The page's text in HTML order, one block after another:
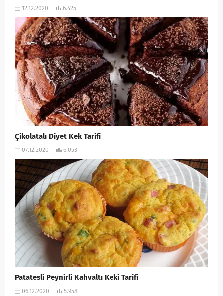
12.12.2020 6.425
Çikolatalı Diyet Kek Tarifi
07.12.2020 6.053
Patatesli Peynirli Kahvaltı Keki Tarifi
06.12.2020 5.958